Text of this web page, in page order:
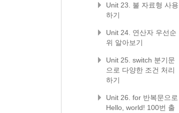
Unit 23. 불 자료형 사용
하기
Unit 24. 연산자 우선순
위 알아보기
Unit 25. switch 분기문
으로 다양한 조건 처리
하기
Unit 26. for 반복문으로
Hello, world! 100번 출